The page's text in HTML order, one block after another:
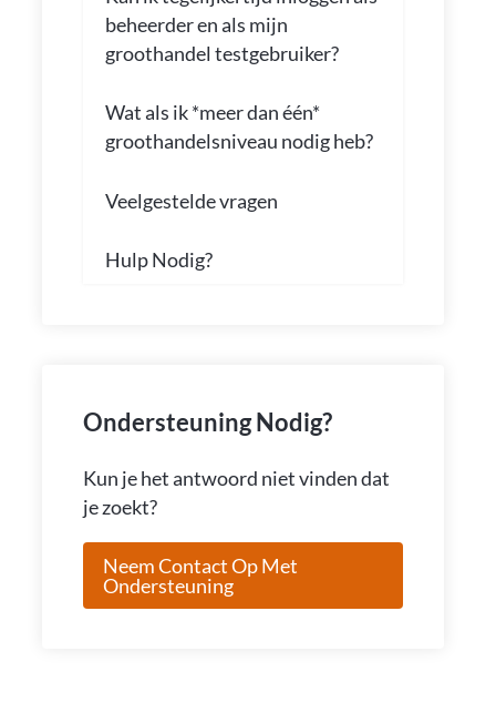
beheerder en als mijn
groothandel testgebruiker?
Wat als ik *meer dan één*
groothandelsniveau nodig heb?
Veelgestelde vragen
Hulp Nodig?
Ondersteuning Nodig?
Kun je het antwoord niet vinden dat
je zoekt?
Neem Contact Op Met
Ondersteuning